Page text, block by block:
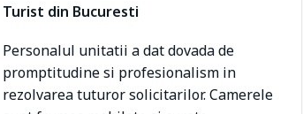
Turist din Bucuresti
Personalul unitatii a dat dovada de
promptitudine si profesionalism in
rezolvarea tuturor solicitarilor. Camerele